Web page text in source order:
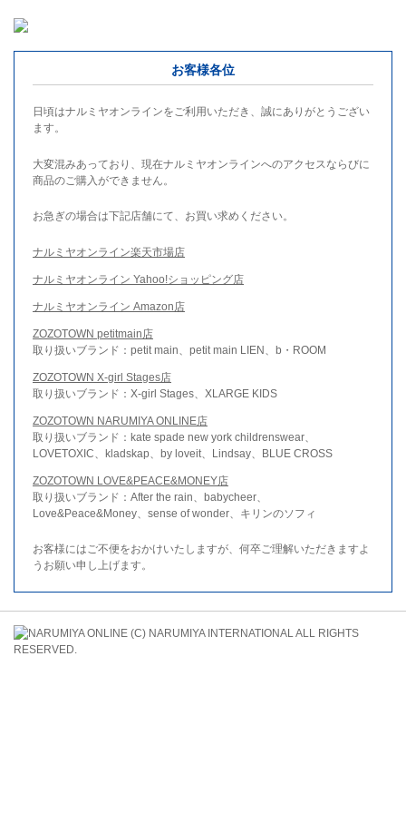
お客様各位
日頃はナルミヤオンラインをご利用いただき、誠にありがとうござい
ます。
大変混みあっており、現在ナルミヤオンラインへのアクセスならびに
商品のご購入ができません。
お急ぎの場合は下記店舗にて、お買い求めください。
ナルミヤオンライン楽天市場店
ナルミヤオンライン Yahoo!ショッピング店
ナルミヤオンライン Amazon店
ZOZOTOWN petitmain店
取り扱いブランド：petit main、petit main LIEN、b・ROOM
ZOZOTOWN X-girl Stages店
取り扱いブランド：X-girl Stages、XLARGE KIDS
ZOZOTOWN NARUMIYA ONLINE店
取り扱いブランド：kate spade new york childrenswear、
LOVETOXIC、kladskap、by loveit、Lindsay、BLUE CROSS
ZOZOTOWN LOVE&PEACE&MONEY店
取り扱いブランド：After the rain、babycheer、
Love&Peace&Money、sense of wonder、キリンのソフィ
お客様にはご不便をおかけいたしますが、何卒ご理解いただきますよ
うお願い申し上げます。